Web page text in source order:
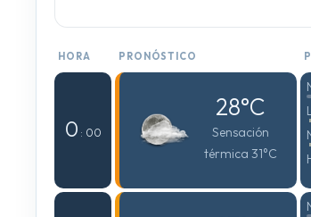
HORA PRONÓSTICO
0 : 00
28°C
Sensación
térmica 31°C